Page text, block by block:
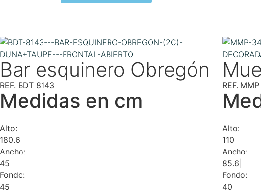
Bar esquinero Obregón
REF. BDT 8143
Medidas en cm
Alto:
180.6
Ancho:
45
Fondo:
45
REF.
Alto:
110
Ancho:
85.6|
Fondo:
40